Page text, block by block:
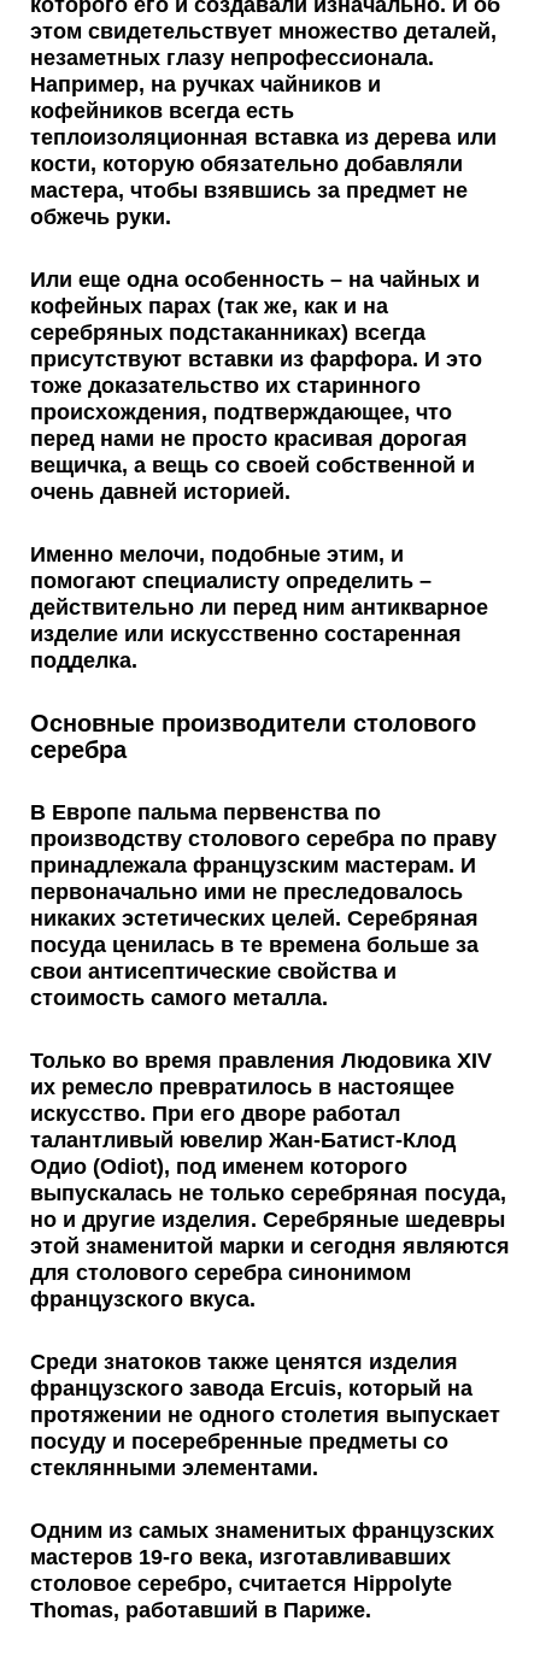
которого его и создавали изначально. И об
этом свидетельствует множество деталей,
незаметных глазу непрофессионала.
Например, на ручках чайников и
кофейников всегда есть
теплоизоляционная вставка из дерева или
кости, которую обязательно добавляли
мастера, чтобы взявшись за предмет не
обжечь руки.
Или еще одна особенность – на чайных и
кофейных парах (так же, как и на
серебряных подстаканниках) всегда
присутствуют вставки из фарфора. И это
тоже доказательство их старинного
происхождения, подтверждающее, что
перед нами не просто красивая дорогая
вещичка, а вещь со своей собственной и
очень давней историей.
Именно мелочи, подобные этим, и
помогают специалисту определить –
действительно ли перед ним антикварное
изделие или искусственно состаренная
подделка.
Основные производители столового
серебра
В Европе пальма первенства по
производству столового серебра по праву
принадлежала французским мастерам. И
первоначально ими не преследовалось
никаких эстетических целей. Серебряная
посуда ценилась в те времена больше за
свои антисептические свойства и
стоимость самого металла.
Только во время правления Людовика XIV
их ремесло превратилось в настоящее
искусство. При его дворе работал
талантливый ювелир Жан-Батист-Клод
Одио (Odiot), под именем которого
выпускалась не только серебряная посуда,
но и другие изделия. Серебряные шедевры
этой знаменитой марки и сегодня являются
для столового серебра синонимом
французского вкуса.
Среди знатоков также ценятся изделия
французского завода Ercuis, который на
протяжении не одного столетия выпускает
посуду и посеребренные предметы со
стеклянными элементами.
Одним из самых знаменитых французских
мастеров 19-го века, изготавливавших
столовое серебро, считается Hippolyte
Thomas, работавший в Париже.